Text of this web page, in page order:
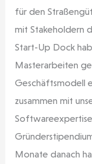
für den
mit Stakeholdern
Start-Up Dock
Masterarbeiten
Geschäftsmodell
zusammen mit
Monate danach